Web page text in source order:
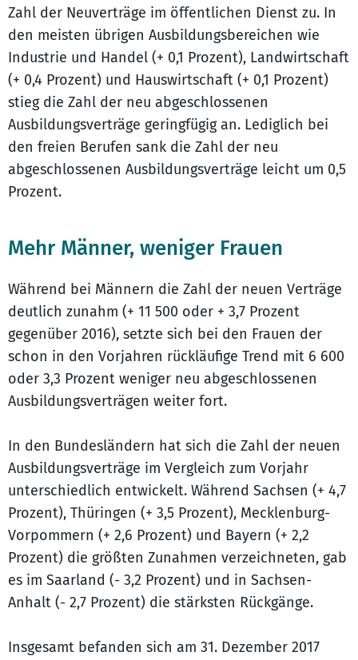
Zahl der Neuverträge im öffentlichen Dienst zu. In
den meisten übrigen Ausbildungsbereichen wie
Industrie und Handel (+ 0,1 Prozent), Landwirtschaft
(+ 0,4 Prozent) und Hauswirtschaft (+ 0,1 Prozent)
stieg die Zahl der neu abgeschlossenen
Ausbildungsverträge geringfügig an. Lediglich bei
den freien Berufen sank die Zahl der neu
abgeschlossenen Ausbildungsverträge leicht um 0,5
Prozent.
Mehr Männer, weniger Frauen
Während bei Männern die Zahl der neuen Verträge
deutlich zunahm (+ 11 500 oder + 3,7 Prozent
gegenüber 2016), setzte sich bei den Frauen der
schon in den Vorjahren rückläufige Trend mit 6 600
oder 3,3 Prozent weniger neu abgeschlossenen
Ausbildungsverträgen weiter fort.
In den Bundesländern hat sich die Zahl der neuen
Ausbildungsverträge im Vergleich zum Vorjahr
unterschiedlich entwickelt. Während Sachsen (+ 4,7
Prozent), Thüringen (+ 3,5 Prozent), Mecklenburg-
Vorpommern (+ 2,6 Prozent) und Bayern (+ 2,2
Prozent) die größten Zunahmen verzeichneten, gab
es im Saarland (- 3,2 Prozent) und in Sachsen-
Anhalt (- 2,7 Prozent) die stärksten Rückgänge.
Insgesamt befanden sich am 31. Dezember 2017